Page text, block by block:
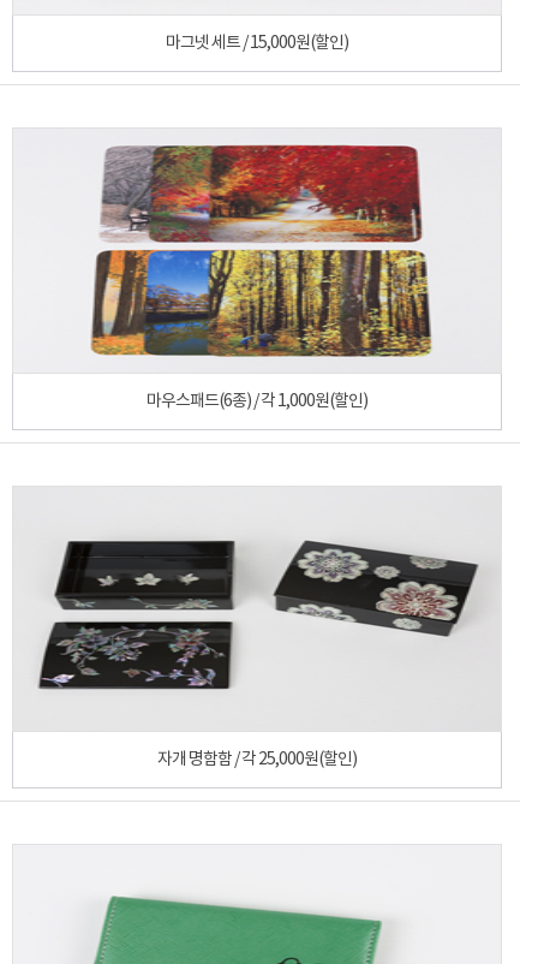
마그넷 세트 / 15,000원(할인)
마우스패드(6종) / 각 1,000원(할인)
자개 명함함 / 각 25,000원(할인)